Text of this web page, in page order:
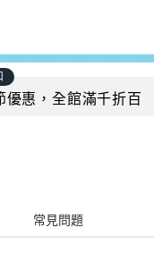
優惠，全館滿千折百
常見問題